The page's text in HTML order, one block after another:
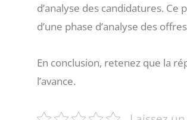
d’analyse des candidatures.
d’une phase d’analyse des
En conclusion, retenez que la
l’avance.